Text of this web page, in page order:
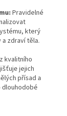
Pravidelné
který
zdraví těla.
kvalitního
jejich
přísad a